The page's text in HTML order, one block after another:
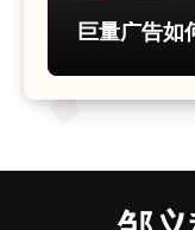
巨量广告如